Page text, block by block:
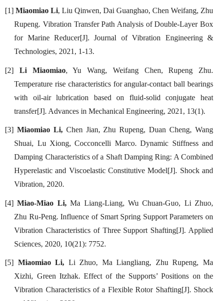
[1] Miaomiao Li, Liu Qinwen, Dai Guanghao, Chen Weifang, Zhu
Rupeng. Vibration Transfer Path Analysis of Double-Layer Box
for Marine Reducer[J]. Journal of Vibration Engineering &
Technologies, 2021, 1-13.
[2] Li Miaomiao, Yu Wang, Weifang Chen, Rupeng Zhu.
Temperature rise characteristics for angular-contact ball bearings
with oil-air lubrication based on fluid-solid conjugate heat
transfer[J]. Advances in Mechanical Engineering, 2021, 13(1).
[3] Miaomiao Li,Chen Jian, Zhu Rupeng, Duan Cheng, Wang
Shuai, Lu Xiong, Cocconcelli Marco. Dynamic Stiffness and
Damping Characteristics of a Shaft Damping Ring: A Combined
Hyperelastic and Viscoelastic Constitutive Model[J]. Shock and
Vibration, 2020.
[4]Miao-Miao Li,Ma Liang-Liang, Wu Chuan-Guo, Li Zhuo,
Zhu Ru-Peng. Influence of Smart Spring Support Parameters on
Vibration Characteristics of Three Support Shafting[J]. Applied
Sciences, 2020, 10(21): 7752.
[5] Miaomiao Li, Li Zhuo, Ma Liangliang, Zhu Rupeng, Ma
Xizhi, Green Itzhak. Effect of the Supports’ Positions on the
Vibration Characteristics of a Flexible Rotor Shafting[J]. Shock